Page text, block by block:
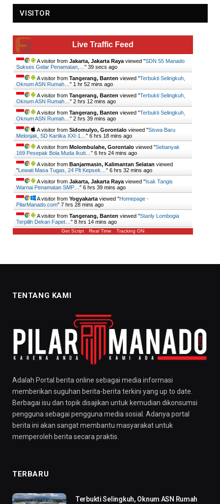
VISITOR
Live Traffic Feed
A visitor from Jakarta, Jakarta Raya viewed "SDN 55 Manado
Sukses Gelar Penamatan,… " 41 secs ago
A visitor from Tangerang, Banten viewed "Terbukti Selingkuh,
Oknum ASN Rumah… " 1 hr 52 mins ago
A visitor from Tangerang, Banten viewed "Terbukti Selingkuh,
Oknum ASN Rumah… " 2 hrs 12 mins ago
A visitor from Tangerang, Banten viewed "Terbukti Selingkuh,
Oknum ASN Rumah… " 2 hrs 39 mins ago
A visitor from Sidomulyo, Gorontalo viewed "Siswa Baru
Melonjak, SD Kartika XXI-1… " 6 hrs 18 mins ago
A visitor from Molombulahe, Gorontalo viewed "Sebanyak
169 Pesepak Bola Muda Ikuti… " 6 hrs 24 mins ago
A visitor from Banjarmasin, Kalimantan Selatan viewed
"Lewati Masa Tugas, 24 Plt Kepsek… " 6 hrs 32 mins ago
A visitor from Jakarta, Jakarta Raya viewed "Isak Tangis
Warnai Penamatan SMP… " 6 hrs 39 mins ago
A visitor from Yogyakarta viewed "Homepage -
PilarManado.com" 7 hrs 28 mins ago
A visitor from Tangerang, Banten viewed "Stanly Lombogia
Terpilih Dekan Fapet… " 8 hrs 14 mins ago
Get Script Real Time Tracking ON
TENTANG KAMI
Adalah Portal berita online sebagai media informasi
memberikan suguhan berita-berita terkini yang up to date.
Berbagai isu dan topik disajikan untuk kemudian dikonsumsi
pengguna sebagai pengguna media sosial. Adanya portal
berita ini akan sangat membantu masyarakat untuk
memperoleh berita secara praktis.
TERBARU
Terbukti Selingkuh, Oknum ASN Rumah